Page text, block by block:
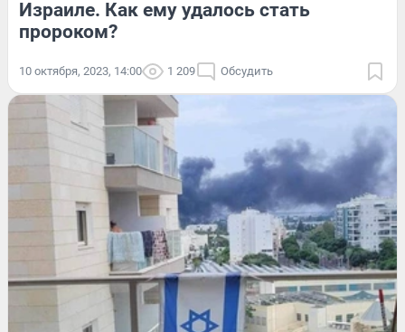
Израиле. Как ему удалось стать
пророком?
10 октября, 2023, 14:00 1 209 Обсудить